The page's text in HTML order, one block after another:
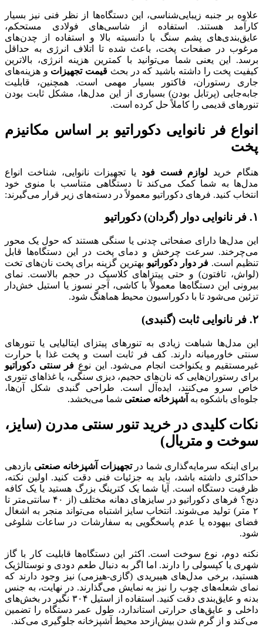
علاوه بر جنبه زیبایی‌شناسی، این دستگاه‌ها از نظر فنی نیز بسیار
کارآمد هستند. استفاده از شاسی‌های فولادی مستحکم،
عایق‌بندی‌های پشم سنگ با دانسیته بالا و استفاده از چدن‌های
مرغوب در صفحات پخت، باعث شده تا اتلاف انرژی به حداقل
برسد. این یعنی شما می‌توانید با کمترین هزینه انرژی، بالاترین
کیفیت پخت را داشته باشید که در بحث قیمت تجهیزات و هزینه‌های
جاری رستوران، فاکتور بسیار مهمی است. همچنین، قابلیت
جابه‌جایی (پرتابل بودن) بسیاری از این مدل‌ها، مشکل ثابت بودن
تنورهای قدیمی را کاملاً حل کرده است.
انواع فر نانوایی دکوراتیو بر اساس مکانیزم
پخت
هنگام خرید لوازم فست فود یا تجهیزات نانوایی، شناخت انواع
مدل‌ها به شما کمک می‌کند تا دستگاهی متناسب با منوی خود
انتخاب کنید. فرهای دکوراتیو معمولاً در دسته‌های زیر قرار می‌گیرند:
۱. فر نانوایی دوار (گردان) دکوراتیو
این مدل‌ها دارای صفحاتی چدنی یا سنگی هستند که حول یک محور
می‌چرخند. سرعت چرخش و دمای پخت در این دستگاه‌ها قابل
تنظیم است. فر دوار دکوراتیو بهترین گزینه برای پخت نان‌های تخت
(لواش، تافتون) و حتی پیتزاهای کلاسیک در حجم بالاست. نمای
بیرونی این دستگاه‌ها معمولاً با کاشی، آجر نسوز یا استیل خش‌دار
تزئین می‌شود تا با دکوراسیون محیط هماهنگ شود.
۲. فر نانوایی ثابت (گنبدی)
این مدل‌ها شباهت زیادی به تنورهای پیتزای ایتالیایی یا تنورهای
سنتی خاورمیانه دارند. کف فر ثابت است و پخت غذا با حرارت
غیرمستقیم و یکنواخت انجام می‌شود. این نوع فر سنتی دکوراتیو
برای رستوران‌هایی که نان‌های حجیم، دیزی سنگی، یا غذاهای تنوری
خاص سرو می‌کنند، ایده‌آل است. طراحی گنبدی شکل آن‌ها،
جلوه‌ای باشکوه به آشپزخانه صنعتی شما می‌بخشد.
نکات کلیدی در خرید تنور سنتی مدرن (سایز،
سوخت و متریال)
برای اینکه سرمایه‌گذاری شما درتجهیزات آشپزخانه صنعتی بازدهی
حداکثری داشته باشد، باید به جزئیات فنی دقت کنید. اولین نکته،
ظرفیت دستگاه است. آیا شما یک کترینگ بزرگ هستید یا یک کافه
دنج؟ فرهای دکوراتیو در سایزهای دهانه مختلف (از ۴۰ سانتی‌متر تا
۲ متر) تولید می‌شوند. انتخاب سایز اشتباه می‌تواند منجر به اشغال
فضای بیهوده یا عدم پاسخگویی به سفارشات در ساعات شلوغی
شود.
نکته دوم، نوع سوخت است. اکثر این دستگاه‌ها قابلیت کار با گاز
شهری یا کپسولی را دارند. اما اگر به دنبال طعم دودی و نوستالژیک
هستید، برخی مدل‌های هیبریدی (گازی-هیزمی) نیز وجود دارند که
نمای شعله‌های چوب را نیز به نمایش می‌گذارند. در نهایت، به جنس
بدنه و عایق‌بندی دقت کنید. استفاده از استیل ۳۰۴ نگیر در بخش‌های
داخلی و عایق‌های حرارتی استاندارد، طول عمر دستگاه را تضمین
می‌کند و از گرم شدن بیش‌ازحد محیط آشپزخانه جلوگیری می‌کند.